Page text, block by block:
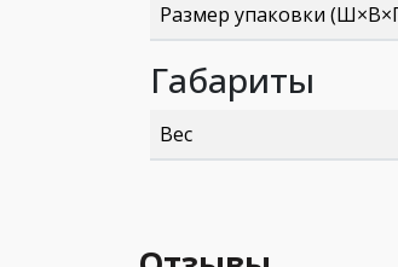
Размер упаковки
Габариты
Вес